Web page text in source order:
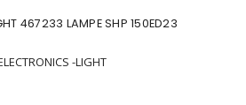
467233 LAMPE SHP 150ED23
-LIGHT